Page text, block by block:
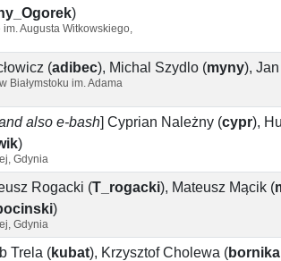
)
Augusta Witkowskiego,
(adibec), Michal Szydlo (myny),
Białymstoku im. Adama
also e-bash] Cyprian Należny (cypr),
)
Gdynia
Rogacki (T_rogacki), Mateusz Mącik (
)
Gdynia
Trela (kubat), Krzysztof Cholewa (